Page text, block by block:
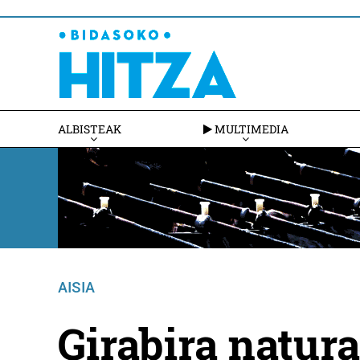
ALBISTEAK MULTIMEDIA
AISIA
Girabira